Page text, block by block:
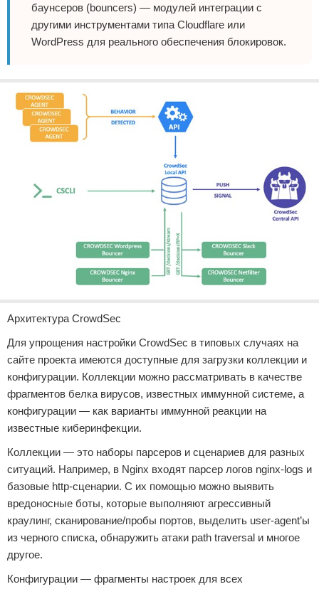
баунсеров (bouncers) — модулей интеграции с
другими инструментами типа Cloudflare или
WordPress для реального обеспечения блокировок.
Архитектура CrowdSec
Для упрощения настройки CrowdSec в типовых случаях на
сайте проекта имеются доступные для загрузки коллекции и
конфигурации. Коллекции можно рассматривать в качестве
фрагментов белка вирусов, известных иммунной системе, а
конфигурации — как варианты иммунной реакции на
известные киберинфекции.
Коллекции — это наборы парсеров и сценариев для разных
ситуаций. Например, в Nginx входят парсер логов nginx-logs и
базовые http-сценарии. С их помощью можно выявить
вредоносные боты, которые выполняют агрессивный
краулинг, сканирование/пробы портов, выделить user-agent’ы
из черного списка, обнаружить атаки path traversal и многое
другое.
Конфигурации — фрагменты настроек для всех